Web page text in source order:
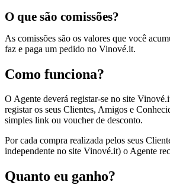
O que são comissões?
As comissões são os valores que você
faz e paga um pedido no Vinové.it.
Como funciona?
O Agente deverá registar-se no site
registar os seus Clientes, Amigos e
simples link ou voucher de desconto.
Por cada compra realizada pelos seus
independente no site Vinové.it) o Agente
Quanto eu ganho?